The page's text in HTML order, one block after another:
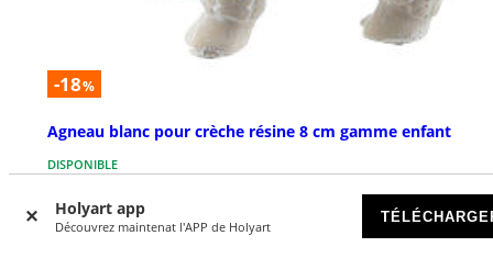
Holyart app
Découvrez maintenat l'APP de Holyart
-18%
Agneau blanc pour crèche résine 8 cm gamme enfant
DISPONIBLE
€ 2,29 € 2,79